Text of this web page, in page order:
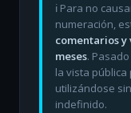
ℹ️ Para no
numeración,
comentarios y
meses.
la vista
utilizándose
indefinido.